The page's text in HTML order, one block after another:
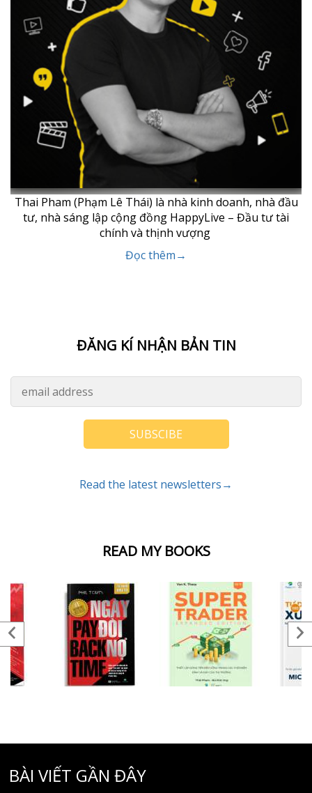
READ MY BOOKS
Thai Pham (Phạm Lê Thái) là nhà kinh doanh, nhà đầu
tư, nhà sáng lập cộng đồng HappyLive – Đầu tư tài
chính và thịnh vượng
Đọc thêm→
ĐĂNG KÍ NHẬN BẢN TIN
SUBSCIBE
Read the latest newsletters→
BÀI VIẾT GẦN ĐÂY